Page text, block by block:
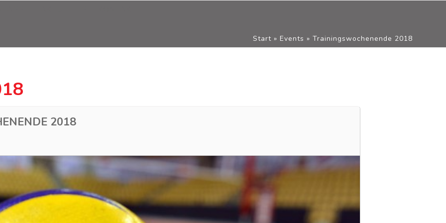
Start» Events » Trainingswochenende 2018
2018